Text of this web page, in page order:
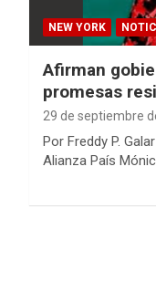
NEW YORK
Afirman
promesas
29 de septiembre
Por Freddy P.
Alianza País